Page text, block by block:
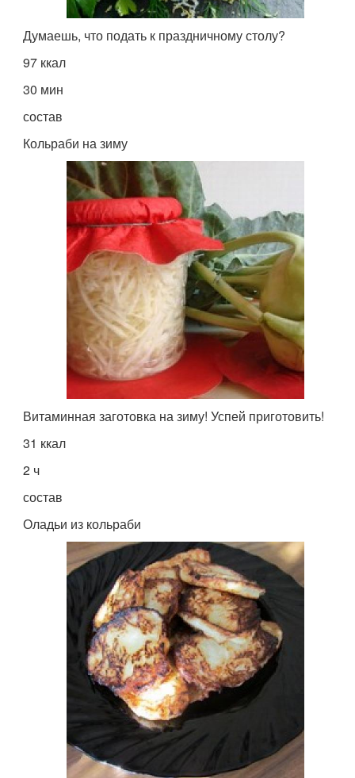
Думаешь, что подать к праздничному столу?
97 ккал
30 мин
состав
Кольраби на зиму
Витаминная заготовка на зиму! Успей приготовить!
31 ккал
2 ч
состав
Оладьи из кольраби